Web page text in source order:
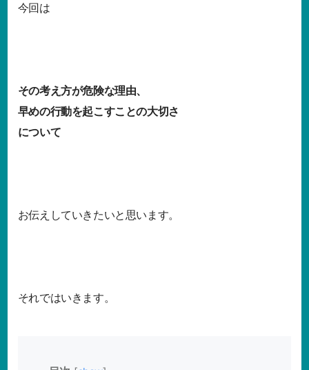
今回は
その考え方が危険な理由、
早めの行動を起こすことの大切さ
について
お伝えしていきたいと思います。
それではいきます。